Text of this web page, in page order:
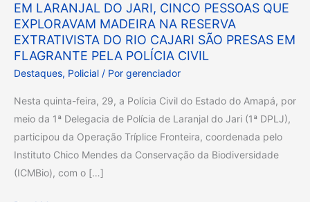
EM LARANJAL DO JARI, CINCO PESSOAS QUE
EXPLORAVAM MADEIRA NA RESERVA
EXTRATIVISTA DO RIO CAJARI SÃO PRESAS EM
FLAGRANTE PELA POLÍCIA CIVIL
Destaques, Policial / Por gerenciador
Nesta quinta-feira, 29, a Polícia Civil do Estado do Amapá, por
meio da 1ª Delegacia de Polícia de Laranjal do Jari (1ª DPLJ),
participou da Operação Tríplice Fronteira, coordenada pelo
Instituto Chico Mendes da Conservação da Biodiversidade
(ICMBio), com o […]
RESERVA
EXTRATIVISTA
DO
RIO
SÃO
PRESAS
EM
FLAGRANTE
PELA